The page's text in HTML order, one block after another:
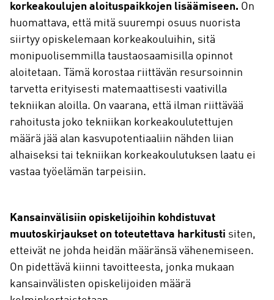
korkeakoulujen aloituspaikkojen lisäämiseen. On
huomattava, että mitä suurempi osuus nuorista
siirtyy opiskelemaan korkeakouluihin, sitä
monipuolisemmilla taustaosaamisilla opinnot
aloitetaan. Tämä korostaa riittävän resursoinnin
tarvetta erityisesti matemaattisesti vaativilla
tekniikan aloilla. On vaarana, että ilman riittävää
rahoitusta joko tekniikan korkeakoulutettujen
määrä jää alan kasvupotentiaaliin nähden liian
alhaiseksi tai tekniikan korkeakoulutuksen laatu ei
vastaa työelämän tarpeisiin.
Kansainvälisiin opiskelijoihin kohdistuvat
muutoskirjaukset on toteutettava harkitusti siten,
etteivät ne johda heidän määränsä vähenemiseen.
On pidettävä kiinni tavoitteesta, jonka mukaan
kansainvälisten opiskelijoiden määrä